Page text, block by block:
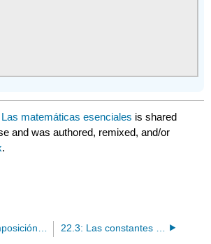
Las matemáticas esenciales is shared
and was authored, remixed, and/or
.